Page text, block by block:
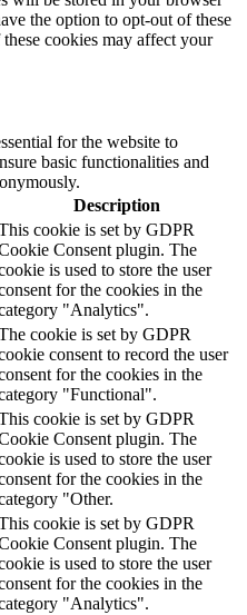
the option to opt-out of these
cookies may affect your
for the website to
basic functionalities and
Description
cookie is set by GDPR
Consent plugin. The
is used to store the user
for the cookies in the
"Analytics".
cookie is set by GDPR
consent to record the user
for the cookies in the
"Functional".
cookie is set by GDPR
Consent plugin. The
is used to store the user
for the cookies in the
"Other.
cookie is set by GDPR
Consent plugin. The
is used to store the user
for the cookies in the
"Analytics".